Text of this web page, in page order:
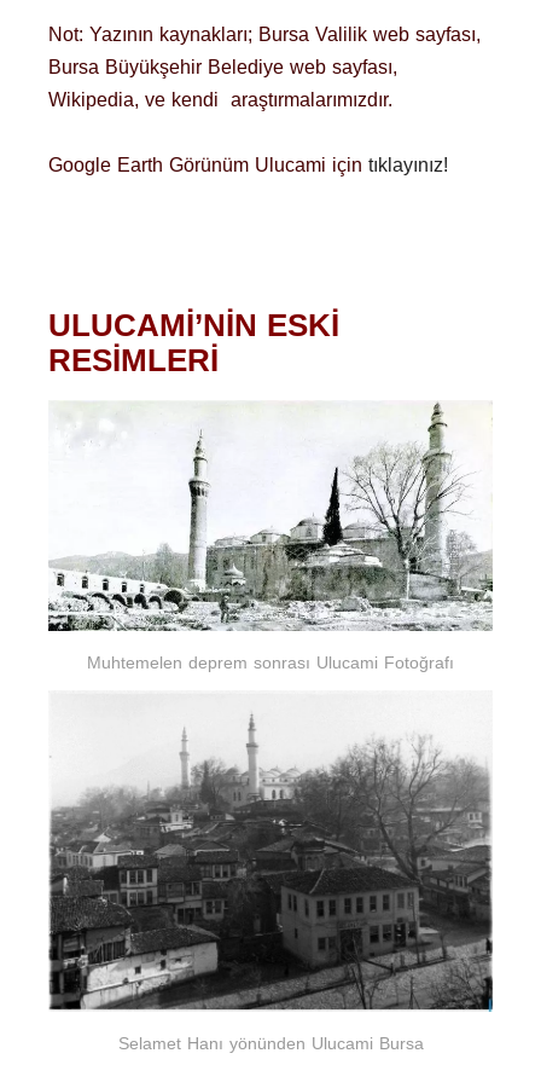
Not: Yazının kaynakları; Bursa Valilik web sayfası,
Bursa Büyükşehir Belediye web sayfası,
Wikipedia, ve kendi araştırmalarımızdır.
Google Earth Görünüm Ulucami için tıklayınız!
ULUCAMİ’NİN ESKİ
RESİMLERİ
Muhtemelen deprem sonrası Ulucami Fotoğrafı
Selamet Hanı yönünden Ulucami Bursa